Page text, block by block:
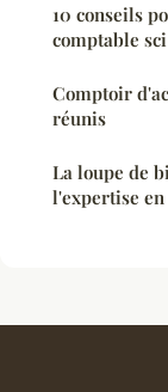
10 conseils
comptable sci
Comptoir
réunis
La loupe de
l'expertise